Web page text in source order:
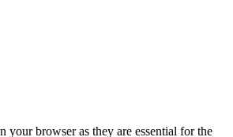
your browser as they are essential for the